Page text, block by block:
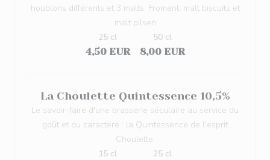
houblons différents et 3 malts. Froment, malt biscuits et
malt pilsen
4,50 EUR
25 cl
8,00 EUR
50 cl
La Choulette Quintessence 10,5%
Le savoir-faire d'une brasserie séculaire au service du
goût et du caractère : la Quintessence de l'esprit
Choulette.
15 cl
25 cl